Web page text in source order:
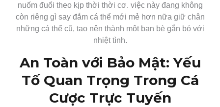
nuốm đuổi theo kịp thời thời cơ. việc này đang không
còn riêng gì say đắm cá thể mới mẻ hơn nữa giữ chân
những cá thể cũ, tạo nên thành một bạn bè gắn bó với
nhiệt tình.
An Toàn với Bảo Mật: Yếu
Tố Quan Trọng Trong Cá
Cược Trực Tuyến